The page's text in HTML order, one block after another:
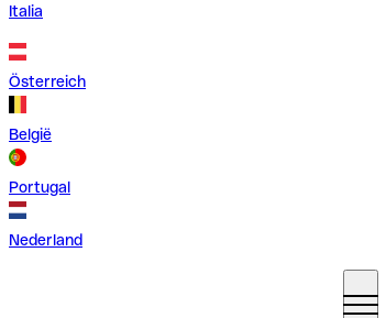
Italia
Österreich
België
Portugal
Nederland